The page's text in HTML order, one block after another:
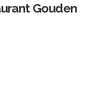
Gouden